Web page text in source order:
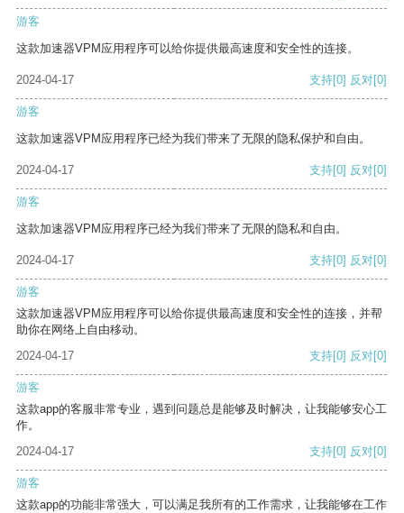
游客
这款加速器VPM应用程序可以给你提供最高速度和安全性的连接。
2024-04-17 支持[0] 反对[0]
游客
这款加速器VPM应用程序已经为我们带来了无限的隐私保护和自由。
2024-04-17 支持[0] 反对[0]
游客
这款加速器VPM应用程序已经为我们带来了无限的隐私和自由。
2024-04-17 支持[0] 反对[0]
游客
这款加速器VPM应用程序可以给你提供最高速度和安全性的连接，并帮
助你在网络上自由移动。
2024-04-17
支持[0] 反对[0]
游客
这款app的客服非常专业，遇到问题总是能够及时解决，让我能够安心工
作。
2024-04-17
支持[0] 反对[0]
游客
这款app的功能非常强大，可以满足我所有的工作需求，让我能够在工作